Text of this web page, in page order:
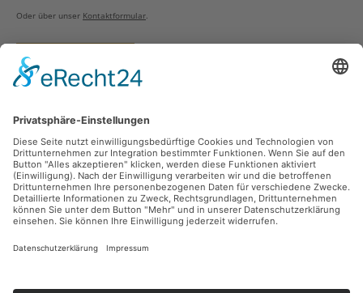
Oder über unser Kontaktformular.
Vertrag widerrufen
Zahlungsarten
Sicher Einkaufen
Ladengeschäft
Newsletter